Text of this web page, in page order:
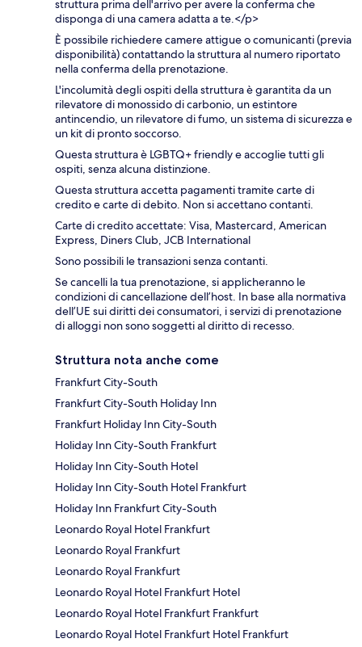
struttura prima dell'arrivo per avere la conferma che
disponga di una camera adatta a te.</p>
È possibile richiedere camere attigue o comunicanti (previa
disponibilità) contattando la struttura al numero riportato
nella conferma della prenotazione.
L'incolumità degli ospiti della struttura è garantita da un
rilevatore di monossido di carbonio, un estintore
antincendio, un rilevatore di fumo, un sistema di sicurezza e
un kit di pronto soccorso.
Questa struttura è LGBTQ+ friendly e accoglie tutti gli
ospiti, senza alcuna distinzione.
Questa struttura accetta pagamenti tramite carte di
credito e carte di debito. Non si accettano contanti.
Carte di credito accettate: Visa, Mastercard, American
Express, Diners Club, JCB International
Sono possibili le transazioni senza contanti.
Se cancelli la tua prenotazione, si applicheranno le
condizioni di cancellazione dell’host. In base alla normativa
dell’UE sui diritti dei consumatori, i servizi di prenotazione
di alloggi non sono soggetti al diritto di recesso.
Struttura nota anche come
Frankfurt City-South
Frankfurt City-South Holiday Inn
Frankfurt Holiday Inn City-South
Holiday Inn City-South Frankfurt
Holiday Inn City-South Hotel
Holiday Inn City-South Hotel Frankfurt
Holiday Inn Frankfurt City-South
Leonardo Royal Hotel Frankfurt
Leonardo Royal Frankfurt
Leonardo Royal Frankfurt
Leonardo Royal Hotel Frankfurt Hotel
Leonardo Royal Hotel Frankfurt Frankfurt
Leonardo Royal Hotel Frankfurt Hotel Frankfurt